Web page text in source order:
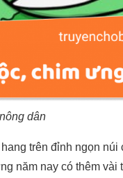
dân
trên đỉnh ngọn
năm nay có thêm